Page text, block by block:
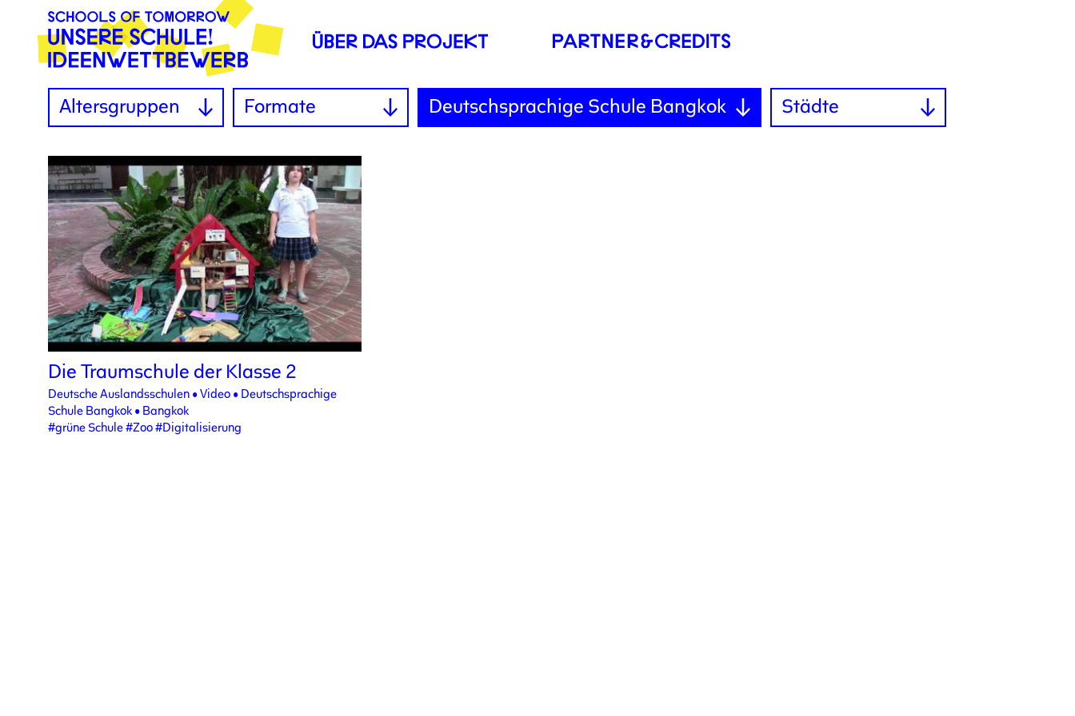
Altersgruppen Formate Deutschsprachige Schule Bangkok Städte
Die Traumschule der Klasse 2
Deutsche Auslandsschulen • Video • Deutschsprachige
Schule Bangkok • Bangkok
#grüne Schule #Zoo #Digitalisierung